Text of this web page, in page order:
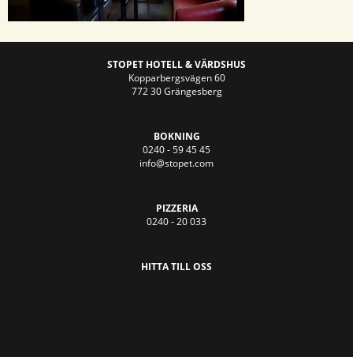
STOPET HOTELL & VÄRDSHUS
Kopparbergsvägen 60
772 30 Grängesberg
BOKNING
0240 - 59 45 45
info@stopet.com
PIZZERIA
0240 - 20 033
HITTA TILL OSS